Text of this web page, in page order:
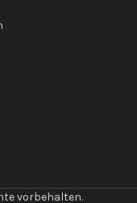
vorbehalten.